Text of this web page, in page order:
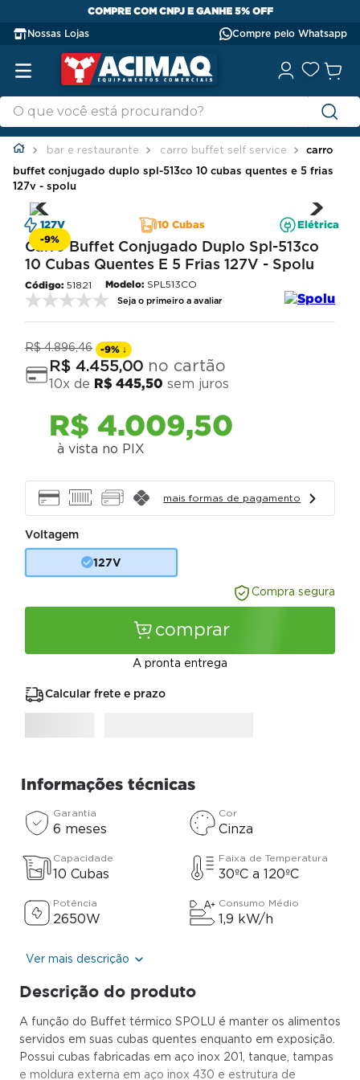
COMPRE COM CNPJ E GANHE 5% OFF
Nossas Lojas Compre pelo Whatsapp
bar e restaurante carro buffet self service
carro
buffet conjugado duplo spl-513co 10 cubas quentes e 5 frias
127v - spolu
127V 10 Cubas Elétrica
-9%
Carro Buffet Conjugado Duplo Spl-513co
10 Cubas Quentes E 5 Frias 127V - Spolu
51821 Modelo: SPL513CO
Seja o primeiro a avaliar
R$ 4.896,46 -9% ↓
R$ 4.455,00 no cartão
10x de R$ 445,50 sem juros
R$ 4.009,50
à vista no PIX
mais formas de pagamento
Voltagem
127V
Compra segura
comprar
A pronta entrega
Calcular frete e prazo
Informações técnicas
Garantia
6 meses
Cor
Cinza
Capacidade
10 Cubas
Faixa de Temperatura
30ºC a 120ºC
Potência
2650W
Consumo Médio
1,9 kW/h
Ver mais descrição
Descrição do produto
A função do Buffet térmico SPOLU é manter os alimentos
servidos em suas cubas quentes enquanto em exposição.
Possui cubas fabricadas em aço inox 201, tanque, tampas
e moldura externa em aço inox 430 e estrutura de